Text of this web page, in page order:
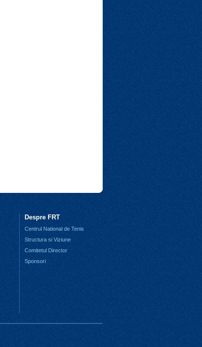
Despre FRT
Centrul National de Tenis
Structura si Viziune
Comitetul Director
Sponsori